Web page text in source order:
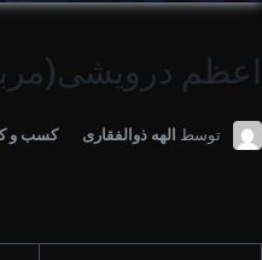
اعظم
توسط الهه ذوالفقاری کسب و